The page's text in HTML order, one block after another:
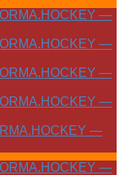
—
—
—
—
—
—